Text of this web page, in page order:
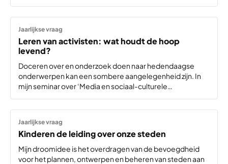
Jaarlijkse vraag
Leren van activisten: wat houdt de hoop
levend?
Doceren over en onderzoek doen naar hedendaagse
onderwerpen kan een sombere aangelegenheid zijn. In
mijn seminar over ‘Media en sociaal-culturele
Jaarlijkse vraag
Kinderen de leiding over onze steden
Mijn droomidee is het overdragen van de bevoegdheid
voor het plannen, ontwerpen en beheren van steden aan